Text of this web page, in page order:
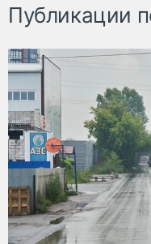
Публикации